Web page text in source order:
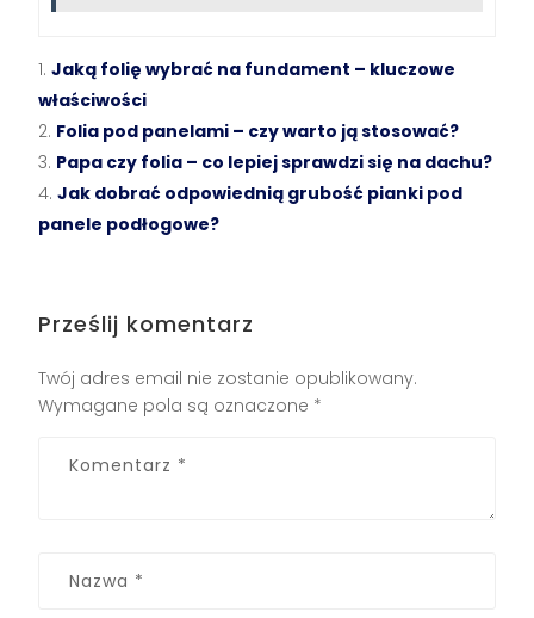
Jaką folię wybrać na fundament – kluczowe
właściwości
Folia pod panelami – czy warto ją stosować?
Papa czy folia – co lepiej sprawdzi się na dachu?
Jak dobrać odpowiednią grubość pianki pod
panele podłogowe?
Prześlij komentarz
Twój adres email nie zostanie opublikowany.
Wymagane pola są oznaczone *